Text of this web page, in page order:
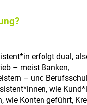
erfolgt dual,
– meist Banken,
– und
wie
wie Konten geführt,